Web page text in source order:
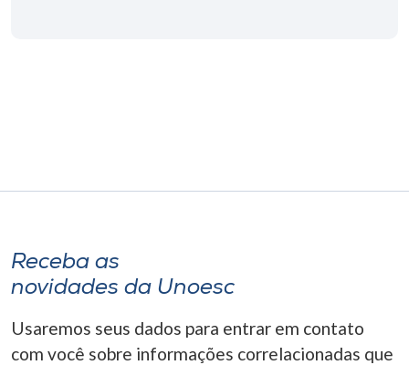
Receba as
novidades da Unoesc
Usaremos seus dados para entrar em contato
com você sobre informações correlacionadas que